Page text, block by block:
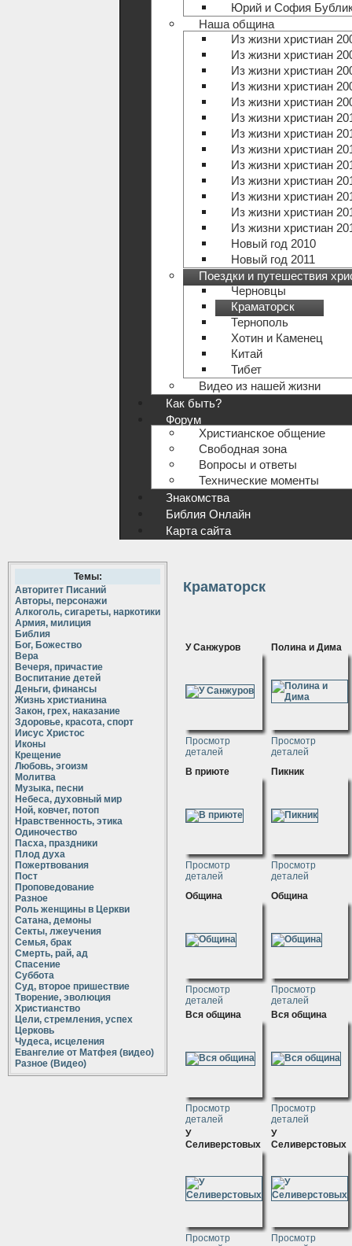
Юрий и София
Наша община
Из жизни христиан
Из жизни христиан
Из жизни христиан
Из жизни христиан
Из жизни христиан
Из жизни христиан
Из жизни христиан
Из жизни христиан
Из жизни христиан
Из жизни христиан
Из жизни христиан
Из жизни христиан
Из жизни христиан
Новый год 2010
Новый год 2011
Поездки и путешествия
Черновцы
Краматорск
Тернополь
Хотин и Каменец
Китай
Тибет
Видео из нашей жизни
Как быть?
Форум
Христианское общение
Свободная зона
Вопросы и ответы
Технические моменты
Знакомства
Библия Онлайн
Карта сайта
Темы:
Авторитет Писаний
Авторы, персонажи
Алкоголь, сигареты, наркотики
Армия, милиция
Библия
Бог, Божество
Вера
Вечеря, причастие
Воспитание детей
Деньги, финансы
Жизнь христианина
Закон, грех, наказание
Здоровье, красота, спорт
Иисус Христос
Иконы
Крещение
Любовь, эгоизм
Молитва
Музыка, песни
Небеса, духовный мир
Ной, ковчег, потоп
Нравственность, этика
Одиночество
Пасха, праздники
Плод духа
Пожертвования
Пост
Проповедование
Разное
Роль женщины в Церкви
Сатана, демоны
Секты, лжеучения
Семья, брак
Смерть, рай, ад
Спасение
Суббота
Суд, второе пришествие
Творение, эволюция
Христианство
Цели, стремления, успех
Церковь
Чудеса, исцеления
Евангелие от Матфея (видео)
Разное (Видео)
Краматорск
У Санжуров
Просмотр
деталей
Полина и Дима
Просмотр
деталей
В приюте
Просмотр
деталей
Пикник
Просмотр
деталей
Община
Просмотр
деталей
Община
Просмотр
деталей
Вся община
Просмотр
деталей
Вся община
Просмотр
деталей
У
Селиверстовых
Просмотр
У
Селиверстовых
Просмотр